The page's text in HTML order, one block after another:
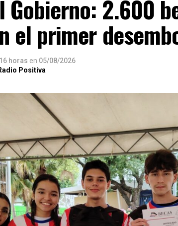
Gobierno: 2.600
el primer
horas en 05/08/2026
Positiva